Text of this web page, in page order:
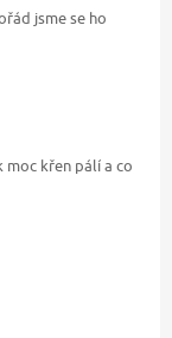
jsme se ho
moc křen pálí a co